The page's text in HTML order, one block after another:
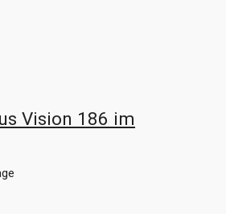
Vision 186 im